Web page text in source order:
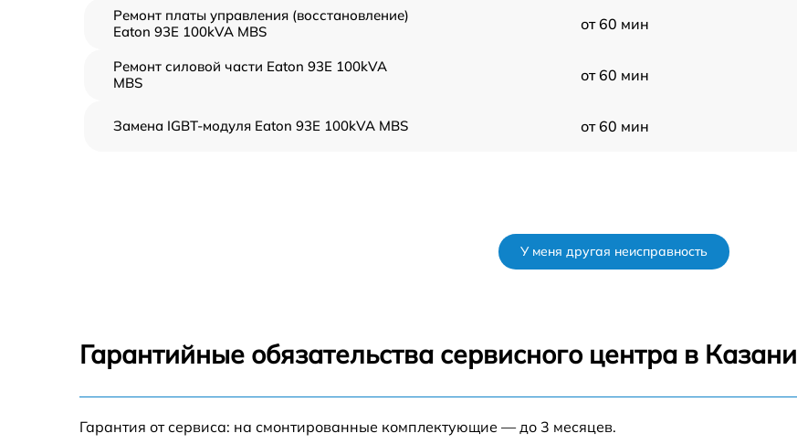
Ремонт платы управления (восстановление)
Eaton 93E 100kVA MBS
от 60 мин
Ремонт силовой части Eaton 93E 100kVA
MBS
от 60 мин
Замена IGBT-модуля Eaton 93E 100kVA MBS от 60 мин
У меня другая неисправность
Гарантийные обязательства сервисного центра в Казани
Гарантия от сервиса: на смонтированные комплектующие — до 3 месяцев.